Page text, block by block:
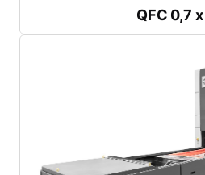
QFC 0,7 x
Anchura de
Longitud de
Presión máxima:
Descargar